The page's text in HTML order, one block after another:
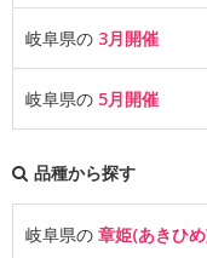
岐阜県の 3月開催
岐阜県の 5月開催
品種から探す
岐阜県の 章姫(あきひ